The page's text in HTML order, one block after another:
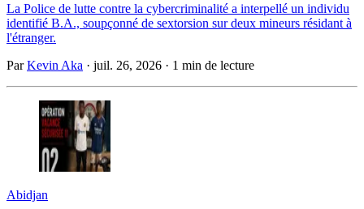
La Police de lutte contre la cybercriminalité a interpellé un individu
identifié B.A., soupçonné de sextorsion sur deux mineurs résidant à
l'étranger.
ParKevin Aka · juil. 26, 2026 · 1 min de lecture
Abidjan